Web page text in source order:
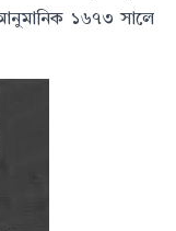
১৬৭৩ সালে